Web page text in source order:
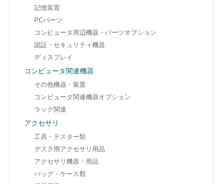
記憶装置
PCパーツ
コンピュータ周辺機器・パーツオプション
認証・セキュリティ機器
ディスプレイ
コンピュータ関連機器
その他機器・装置
コンピュータ関連機器オプション
ラック関連
アクセサリ
工具・テスター類
デスク用アクセサリ用品
アクセサリ機器・用品
バッグ・ケース類